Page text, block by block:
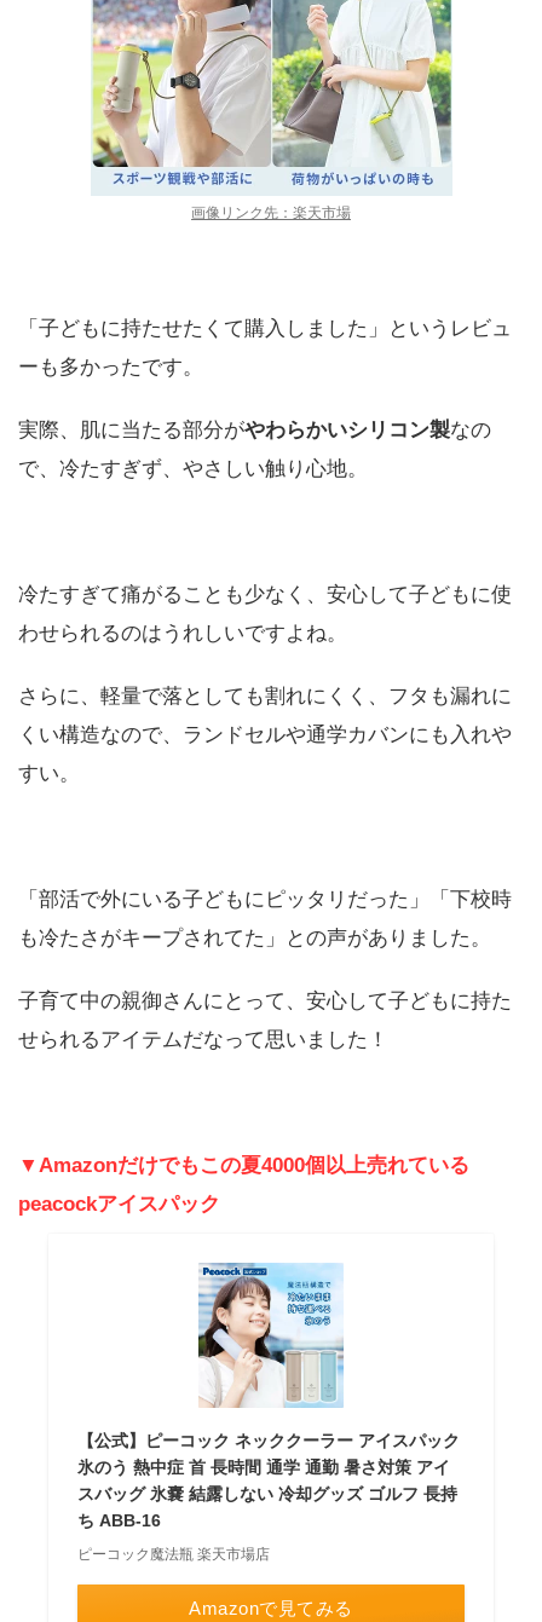
画像リンク先：楽天市場
「子どもに持たせたくて購入しました」というレビュ
ーも多かったです。
実際、肌に当たる部分がやわらかいシリコン製なの
で、冷たすぎず、やさしい触り心地。
冷たすぎて痛がることも少なく、安心して子どもに使
わせられるのはうれしいですよね。
さらに、軽量で落としても割れにくく、フタも漏れに
くい構造なので、ランドセルや通学カバンにも入れや
すい。
「部活で外にいる子どもにピッタリだった」「下校時
も冷たさがキープされてた」との声がありました。
子育て中の親御さんにとって、安心して子どもに持た
せられるアイテムだなって思いました！
▼Amazonだけでもこの夏4000個以上売れている
peacockアイスパック
【公式】ピーコック ネッククーラー アイスパック
氷のう 熱中症 首 長時間 通学 通勤 暑さ対策 アイ
スバッグ 氷嚢 結露しない 冷却グッズ ゴルフ 長持
ち ABB-16
ピーコック魔法瓶 楽天市場店
Amazonで見てみる